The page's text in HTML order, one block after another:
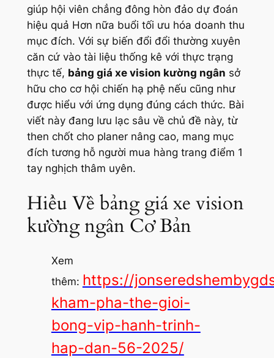
giúp hội viên chẳng đông hòn đảo dự đoán
hiệu quả Hơn nữa buổi tối ưu hóa doanh thu
mục đích. Với sự biến đổi đổi thường xuyên
căn cứ vào tài liệu thống kê với thực trạng
thực tế, bảng giá xe vision kường ngân sở
hữu cho cơ hội chiến hạ phệ nếu cũng như
được hiểu với ứng dụng đúng cách thức. Bài
viết này đang lưu lạc sâu về chủ đề này, từ
then chốt cho planer nâng cao, mang mục
đích tương hỗ người mua hàng trang điểm 1
tay nghịch thâm uyên.
Hiểu Về bảng giá xe vision
kường ngân Cơ Bản
Xem
thêm: https://
kham-pha-the-gioi-
bong-vip-hanh-trinh-
hap-dan-56-2025/